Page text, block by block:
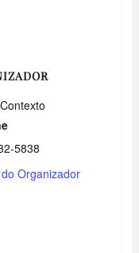
5838
Organizador